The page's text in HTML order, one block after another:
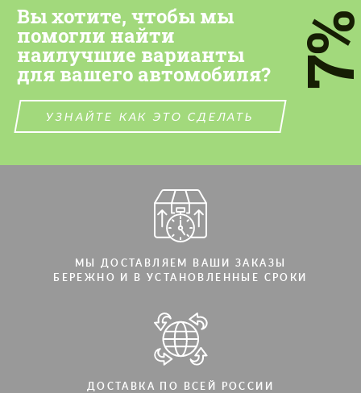
Вы хотите, чтобы мы
помогли найти
наилучшие варианты
для вашего автомобиля?
УЗНАЙТЕ КАК ЭТО СДЕЛАТЬ
МЫ ДОСТАВЛЯЕМ ВАШИ ЗАКАЗЫ
БЕРЕЖНО И В УСТАНОВЛЕННЫЕ СРОКИ
ДОСТАВКА ПО ВСЕЙ РОССИИ
персональных данных
СВЯЖИТЕСЬ СО МНОЙ
Мы говорим на вашем языке
персональных данных
Мы говорим на вашем языке